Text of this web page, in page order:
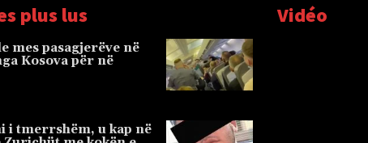
plus lus
mes pasagjerëve në
Kosova për në
i tmerrshëm, u kap në
Vidéo